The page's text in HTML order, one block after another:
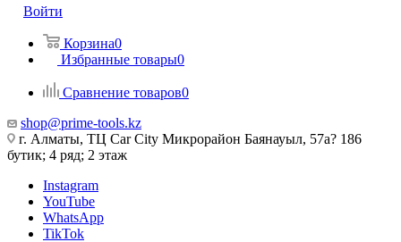
Войти
Корзина0
Избранные товары0
Сравнение товаров0
shop@prime-tools.kz
г. Алматы, ТЦ Car City​ ​Микрорайон Баянауыл, 57а? ​186
бутик; 4 ряд; 2 этаж
Instagram
YouTube
WhatsApp
TikTok